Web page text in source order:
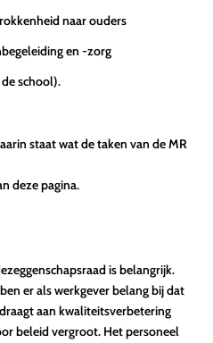
naar ouders
en -zorg
school).
staat wat de taken van de MR
deze pagina.
is belangrijk.
er als werkgever belang bij dat
aan kwaliteitsverbetering
beleid vergroot. Het personeel